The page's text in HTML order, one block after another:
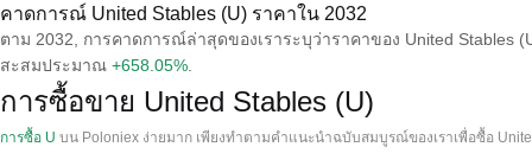
คาดการณ์ United Stables (U) ราคาใน 2032
ตาม 2032, การคาดการณ์ล่าสุดของเราระบุว่าราคาของ United Stables
สะสมประมาณ +658.05%
การซื้อขาย United Stables (U)
การซื้อ U บน Poloniex ง่ายมาก เพียงทําตามคําแนะนําฉบับสมบูรณ์ของเราเพื่อซื้อ